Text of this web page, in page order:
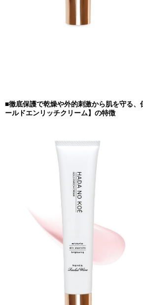
■徹底保護で乾燥や外的刺激から肌を守る、
ールドエンリッチクリーム】の特徴